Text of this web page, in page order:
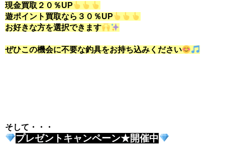
現金買取２０％UP
遊ポイント買取なら３０％UP
お好きな方を選択できます
ぜひこの機会に不要な釣具をお持ち込みください
そして・・・
プレゼントキャンペーン★開催中